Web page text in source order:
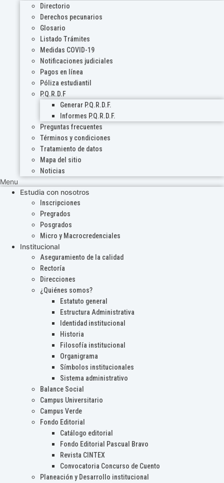
Directorio
Derechos pecunarios
Glosario
Listado Trámites
Medidas COVID-19
Notificaciones judiciales
Pagos en línea
Póliza estudiantil
P.Q.R.D.F
Generar P.Q.R.D.F.
Informes P.Q.R.D.F.
Preguntas frecuentes
Términos y condiciones
Tratamiento de datos
Mapa del sitio
Noticias
Menu
Estudia con nosotros
Inscripciones
Pregrados
Posgrados
Micro y Macrocredenciales
Institucional
Aseguramiento de la calidad
Rectoría
Direcciones
¿Quiénes somos?
Estatuto general
Estructura Administrativa
Identidad institucional
Historia
Filosofía institucional
Organigrama
Símbolos institucionales
Sistema administrativo
Balance Social
Campus Universitario
Campus Verde
Fondo Editorial
Catálogo editorial
Fondo Editorial Pascual Bravo
Revista CINTEX
Convocatoria Concurso de Cuento
Planeación y Desarrollo institucional